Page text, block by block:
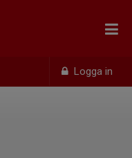
Logga in